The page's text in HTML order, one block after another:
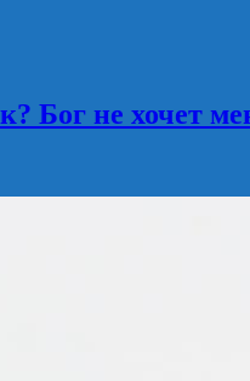
Бог не хочет